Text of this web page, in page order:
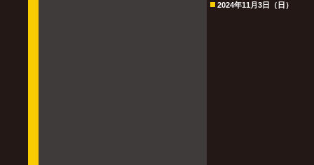
2024年11月3日（日）